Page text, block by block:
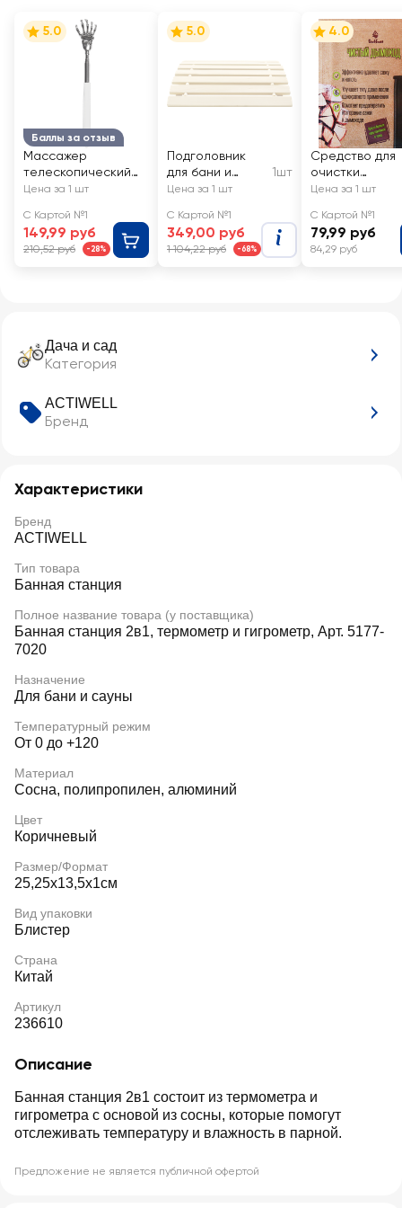
Дача и сад
Категория
ACTIWELL
Бренд
Характеристики
Бренд
ACTIWELL
Тип товара
Банная станция
Полное название товара (у поставщика)
Банная станция 2в1, термометр и гигрометр, Арт. 5177-
7020
Назначение
Для бани и сауны
Температурный режим
От 0 до +120
Материал
Сосна, полипропилен, алюминий
Цвет
Коричневый
Размер/Формат
25,25х13,5х1см
Вид упаковки
Блистер
Страна
Китай
Артикул
236610
Описание
Банная станция 2в1 состоит из термометра и
гигрометра с основой из сосны, которые помогут
отслеживать температуру и влажность в парной.
Предложение не является публичной офертой
Баллы за отзыв
5.0
Массажер
телескопический
ACTIWELL
JW8099
Цена за 1 шт
С Картой №1
149,99 руб
210,52 руб -28%
5.0
Подголовник
для бани и
сауны
35х30см, Арт.
30201
1шт
Цена за 1 шт
С Картой №1
349,00 руб
1 104,22 руб -68%
4.0
Средство для
очистки
дымоходов
Чистый
дымоход, Арт.
Б5201
Цена за 1 шт
С Картой №1
79,99 руб
84,29 руб